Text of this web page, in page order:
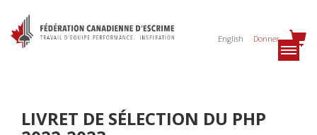
English Donner
LIVRET DE SÉLECTION DU PHP